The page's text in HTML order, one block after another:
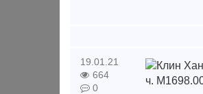
19.01.21
664
0